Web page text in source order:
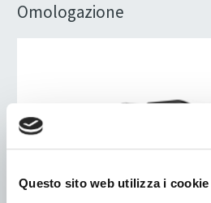
Questo sito web utilizza i cookie
Omologazione